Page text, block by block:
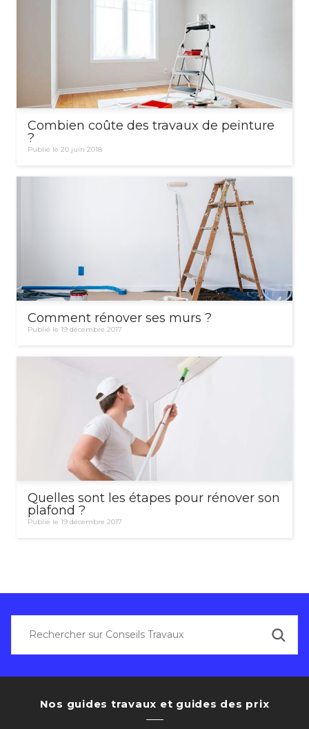
Combien coûte des travaux de peinture
?
Publié le 20 juin 2018
Comment rénover ses murs ?
Publié le 19 décembre 2017
Quelles sont les étapes pour rénover son
plafond ?
Publié le 19 décembre 2017
Nos guides travaux et guides des prix